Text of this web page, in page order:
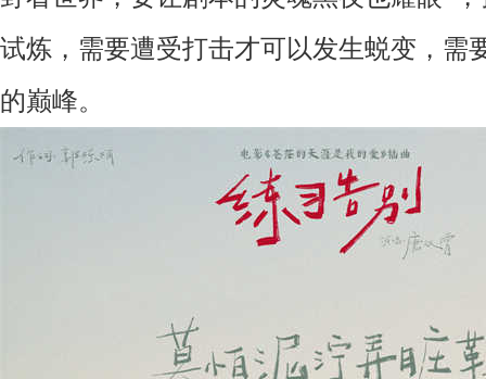
试炼，需要遭受打击才可以发生蜕变，需
的巅峰。